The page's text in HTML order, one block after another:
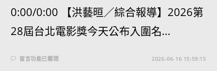
0:00/0:00 【洪藝晅／綜合報導】2026第
28屆台北電影獎今天公布入圍名...
留言功能已關閉 2026-06-16 15:59:15